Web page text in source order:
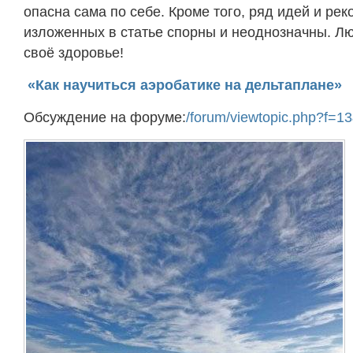
опасна сама по себе. Кроме того, ряд идей и
изложенных в статье спорны и неоднозначны.
своё здоровье!
«Как научиться аэробатике на дельтаплане»
Обсуждение на форуме:/forum/